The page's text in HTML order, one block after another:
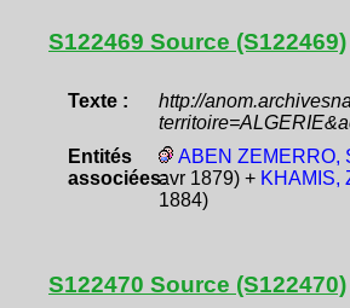
S122469 Source (S122469)
Texte :
http://
Entités
associées:
ABEN ZEMERRO,
avr 1879) + KHAMIS,
1884)
S122470 Source (S122470)